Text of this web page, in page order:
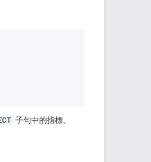
子句中的指標。